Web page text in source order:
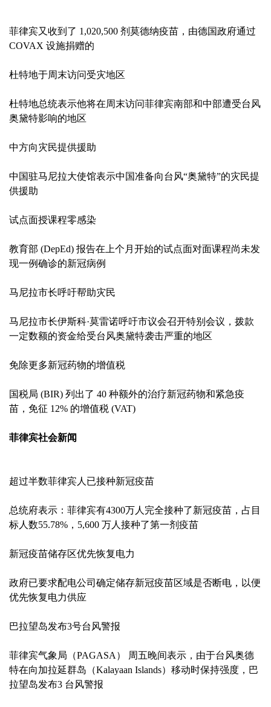
菲律宾又收到了 1,020,500 剂莫德纳疫苗，由德国政府通过
COVAX 设施捐赠的
杜特地于周末访问受灾地区
杜特地总统表示他将在周末访问菲律宾南部和中部遭受台风
奥黛特影响的地区
中方向灾民提供援助
中国驻马尼拉大使馆表示中国准备向台风“奥黛特”的灾民提
供援助
试点面授课程零感染
教育部 (DepEd) 报告在上个月开始的试点面对面课程尚未发
现一例确诊的新冠病例
马尼拉市长呼吁帮助灾民
马尼拉市长伊斯科·莫雷诺呼吁市议会召开特别会议，拨款
一定数额的资金给受台风奥黛特袭击严重的地区
免除更多新冠药物的增值税
国税局 (BIR) 列出了 40 种额外的治疗新冠药物和紧急疫
苗，免征 12% 的增值税 (VAT)
菲律宾社会新闻
超过半数菲律宾人已接种新冠疫苗
总统府表示：菲律宾有4300万人完全接种了新冠疫苗，占目
标人数55.78%，5,600 万人接种了第一剂疫苗
新冠疫苗储存区优先恢复电力
政府已要求配电公司确定储存新冠疫苗区域是否断电，以便
优先恢复电力供应
巴拉望岛发布3号台风警报
菲律宾气象局（PAGASA） 周五晚间表示，由于台风奥德
特在向加拉延群岛（Kalayaan Islands）移动时保持强度，巴
拉望岛发布3 台风警报